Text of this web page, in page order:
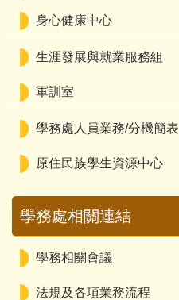
身心健康中心
生涯發展與就業服務組
軍訓室
學務處人員業務/分機簡表
原住民族學生資源中心
學務處相關連結
學務相關會議
法規及各項業務流程